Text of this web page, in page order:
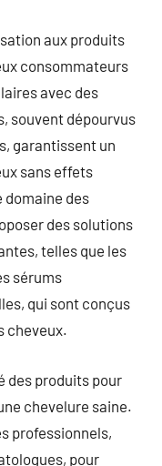
aux produits
consommateurs
avec des
souvent dépourvus
garantissent un
sans effets
domaine des
des solutions
telles que les
sérums
qui sont conçus
cheveux.
des produits pour
chevelure saine.
professionnels,
pour